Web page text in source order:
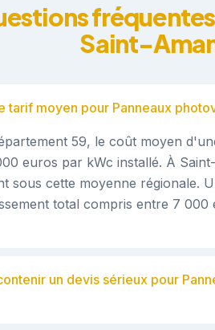
Saint-
tarif moyen pour Panneaux
59, le coût moyen
euros par kWc installé. À
sous cette moyenne régionale.
total compris entre 7
un devis sérieux pour